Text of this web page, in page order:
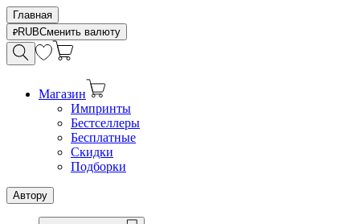
Главная
RUBСменить валюту
Магазин
Импринты
Бестселлеры
Бесплатные
Скидки
Подборки
Автору